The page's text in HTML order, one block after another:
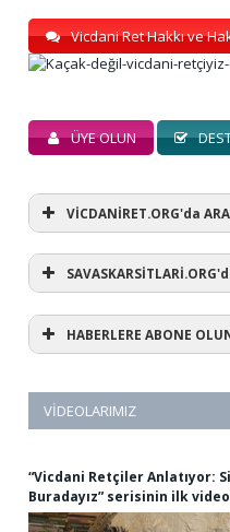
Vicdani Ret Hakkı ve
ÜYE OLUN
VİCDANİRET.ORG'da ARA
HABERLERE ABONE
VIDEOLARIMIZ
“Vicdani Retçiler Anlatıyor:
Buradayız” serisinin ilk